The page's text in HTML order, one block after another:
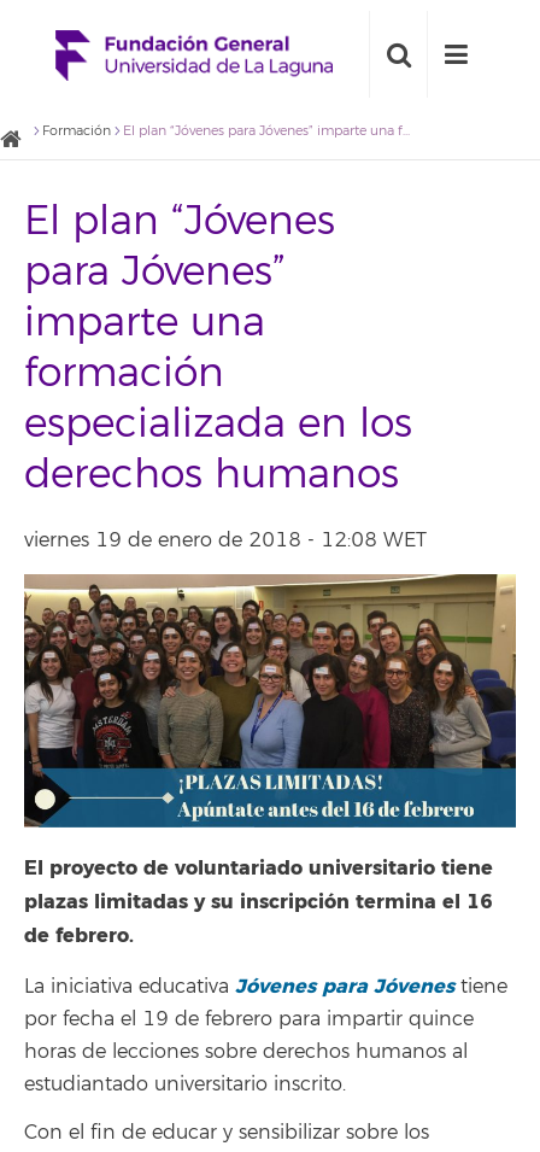
Formación El plan “Jóvenes para Jóvenes” imparte una formación especializada en los derechos humanos
El plan “Jóvenes
para Jóvenes”
imparte una
formación
especializada en los
derechos humanos
viernes 19 de enero de 2018 - 12:08 WET
El proyecto de voluntariado universitario tiene
plazas limitadas y su inscripción termina el 16
de febrero.
La iniciativa educativa Jóvenes para Jóvenestiene
por fecha el 19 de febrero para impartir quince
horas de lecciones sobre derechos humanos al
estudiantado universitario inscrito.
Con el fin de educar y sensibilizar sobre los